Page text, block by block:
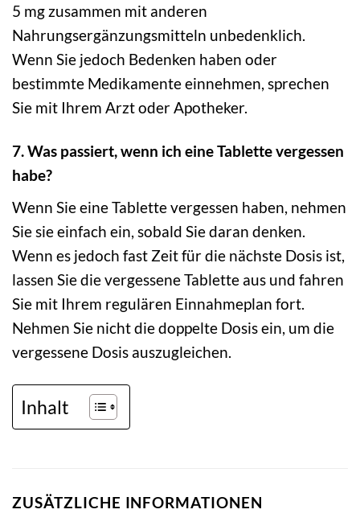
5 mg zusammen mit anderen
Nahrungsergänzungsmitteln unbedenklich.
Wenn Sie jedoch Bedenken haben oder
bestimmte Medikamente einnehmen, sprechen
Sie mit Ihrem Arzt oder Apotheker.
7. Was passiert, wenn ich eine Tablette vergessen
habe?
Wenn Sie eine Tablette vergessen haben, nehmen
Sie sie einfach ein, sobald Sie daran denken.
Wenn es jedoch fast Zeit für die nächste Dosis ist,
lassen Sie die vergessene Tablette aus und fahren
Sie mit Ihrem regulären Einnahmeplan fort.
Nehmen Sie nicht die doppelte Dosis ein, um die
vergessene Dosis auszugleichen.
Inhalt
ZUSÄTZLICHE INFORMATIONEN